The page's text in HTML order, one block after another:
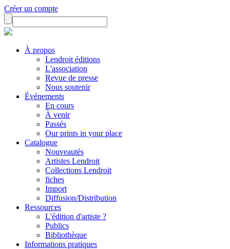
Créer un compte
À propos
Lendroit éditions
L'association
Revue de presse
Nous soutenir
Événements
En cours
À venir
Passés
Our prints in your place
Catalogue
Nouveautés
Artistes Lendroit
Collections Lendroit
fiches
Import
Diffusion/Distribution
Ressources
L'édition d'artiste ?
Publics
Bibliothèque
Informations pratiques